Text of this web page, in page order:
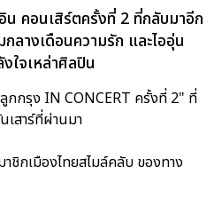
คอนเสิร์ตครั้งที่ 2 ที่กลับมาอีก
ลางเดือนความรัก และไออุ่น
ใจเหล่าศิลปิน
กกรุง IN CONCERT ครั้งที่ 2" ที่
เสาร์ที่ผ่านมา
ชิกเมืองไทยสไมล์คลับ ของทาง